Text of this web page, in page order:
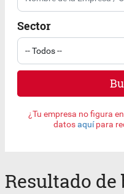
Sector
¿Tu empresa no figura
datosaquípara
Resultado de